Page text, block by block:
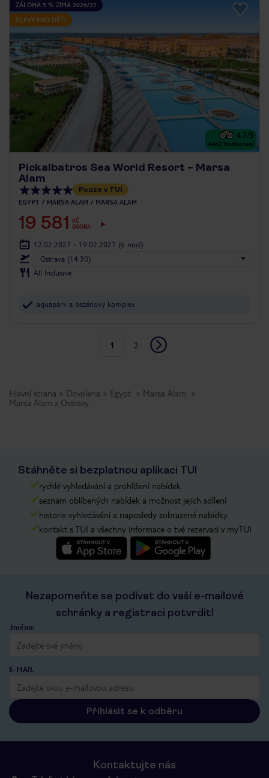
ZÁLOHA 5 % ZIMA 2026/27
SLEVY PRO DĚTI
4.7/5
4462 hodnocení
Pickalbatros Sea World Resort – Marsa
Alam
Pouze v TUI
EGYPT MARSA ALAM MARSA ALAM
19 581
KČ
OSOBA
12.02.2027 - 19.02.2027 (6 nocí)
Ostrava (14:30)
All Inclusive
aquapark a bazénový komplex
1 2
Hlavní strana Dovolena Egypt
Marsa Alam
Marsa Alam z Ostravy
Stáhněte si bezplatnou aplikaci TUI
rychlé vyhledávání a prohlížení nabídek
seznam oblíbených nabídek a možnost jejich sdílení
historie vyhledávání a naposledy zobrazené nabídky
kontakt s TUI a všechny informace o tvé rezervaci v myTUI
Nezapomeňte se podívat do vaší e-mailové
schránky a registraci potvrdit!
Jméno:
E-MAIL
Přihlásit se k odběru
Kontaktujte nás